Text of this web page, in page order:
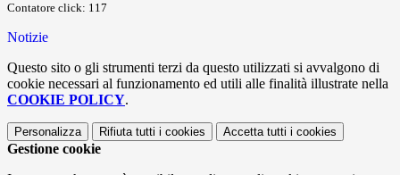
Contatore click: 117
Notizie
Questo sito o gli strumenti terzi da questo utilizzati si avvalgono di
cookie necessari al funzionamento ed utili alle finalità illustrate nella
COOKIE POLICY.
Personalizza Rifiuta tutti i cookies Accetta tutti i cookies
Gestione cookie